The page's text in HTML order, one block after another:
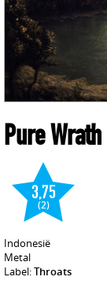
Pure Wrath
3,75
(2)
Indonesië
Metal
Label:Throats